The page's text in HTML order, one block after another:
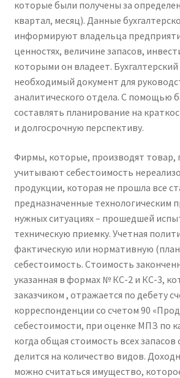
которые были получены за
квартал, месяц). Данные
информируют владельца
ценностях, величине запасов,
которыми он владеет. Бухгалтерский
необходимый документ для
аналитического отдела. С помощью
составлять планирование на
и долгосрочную перспективу.
Фирмы, которые, производят товар,
учитывают себестоимость
продукции, которая не прошла все
предназначенные технологическим
нужных ситуациях – прошедшей
техническую приемку. Учетная
фактическую или нормативную
себестоимость. Стоимость
указанная в формах № КС-2 и КС-3,
заказчиком , отражается по дебету
корреспонденции со счетом 90
себестоимости, при оценке МПЗ по
когда общая стоимость всех запасов
делится на количество видов.
можно считаться имущество,